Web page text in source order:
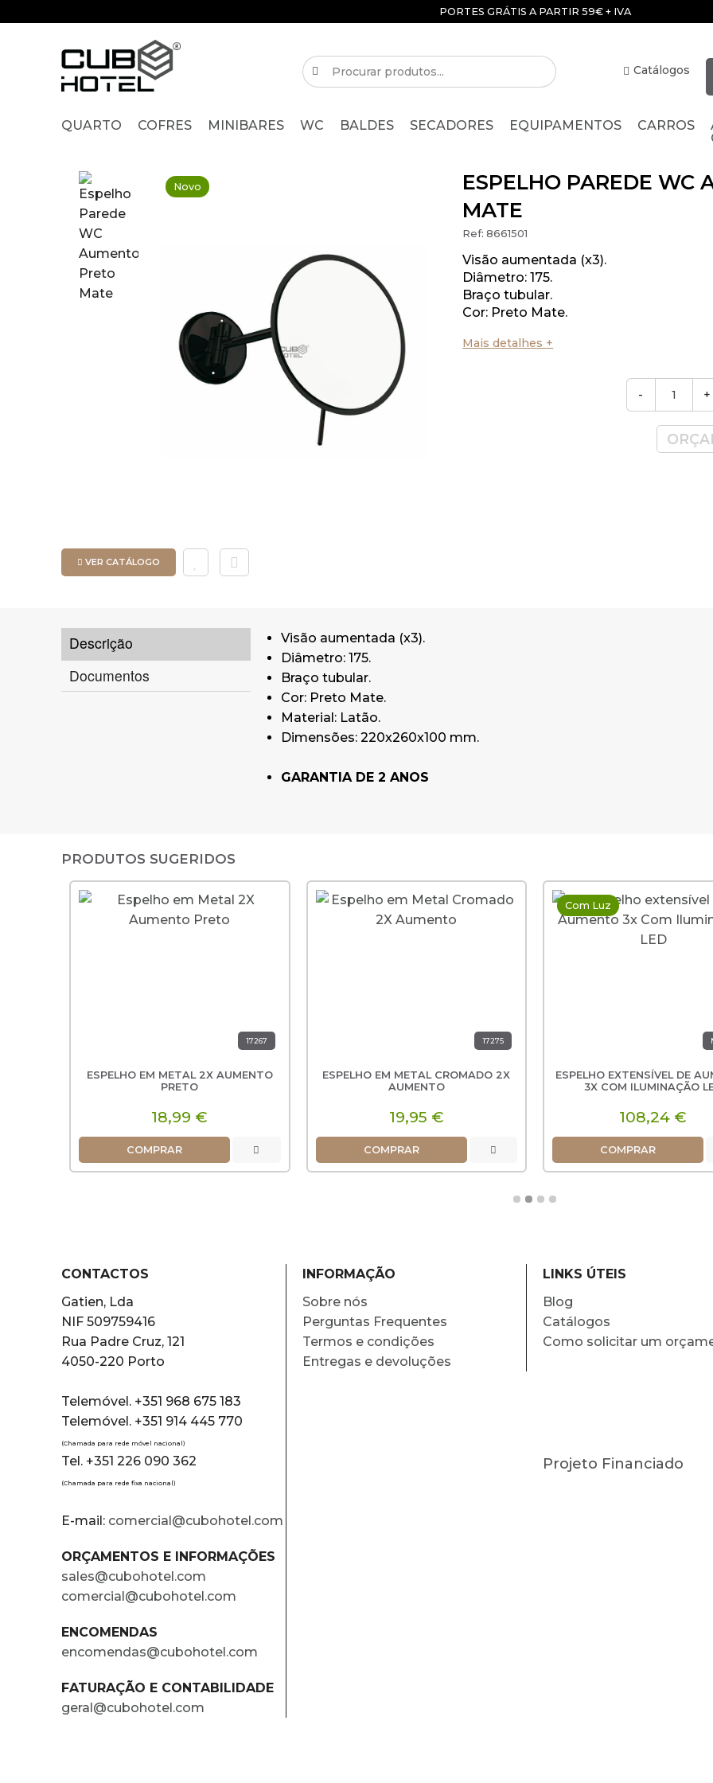
PORTES GRÁTIS A PARTIR 59€ + IVA
Catálogos
QUARTO COFRES MINIBARES WC BALDES SECADORES EQUIPAMENTOS CARROS
Novo
VER CATÁLOGO
ESPELHO PAREDE WC
MATE
Ref:8661501
Visão aumentada (x3).
Diâmetro: 175.
Braço tubular.
Cor: Preto Mate.
Mais detalhes +
- +
Descrição
Documentos
Visão aumentada (x3).
Diâmetro: 175.
Braço tubular.
Cor: Preto Mate.
Material: Latão.
Dimensões: 220x260x100 mm.
GARANTIA DE 2 ANOS
PRODUTOS SUGERIDOS
17267
ESPELHO EM METAL 2X AUMENTO
PRETO
18,99 €
COMPRAR
17275
ESPELHO EM METAL CROMADO 2X
AUMENTO
19,95 €
COMPRAR
Com Luz
ESPELHO EXTENSÍVEL DE
3X COM ILUMINAÇÃO
108,24 €
COMPRAR
CONTACTOS
Gatien, Lda
NIF 509759416
Rua Padre Cruz, 121
4050-220 Porto
Telemóvel. +351 968 675 183
Telemóvel. +351 914 445 770
(Chamada para rede móvel nacional)
Tel. +351 226 090 362
(Chamada para rede fixa nacional)
E-mail: comercial@cubohotel.com
ORÇAMENTOS E INFORMAÇÕES
sales@cubohotel.com
comercial@cubohotel.com
ENCOMENDAS
encomendas@cubohotel.com
FATURAÇÃO E CONTABILIDADE
geral@cubohotel.com
INFORMAÇÃO
Sobre nós
Perguntas Frequentes
Termos e condições
Entregas e devoluções
LINKS ÚTEIS
Blog
Catálogos
Como solicitar um
Projeto Financiado